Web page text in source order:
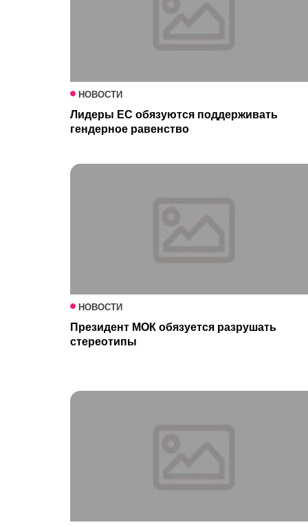
НОВОСТИ
Лидеры ЕС обязуются поддерживать
гендерное равенство
НОВОСТИ
Президент МОК обязуется разрушать
стереотипы